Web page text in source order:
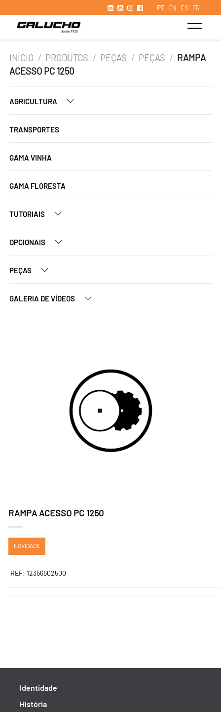
PT EN ES FR
INÍCIO / PRODUTOS / PEÇAS / PEÇAS / RAMPA
ACESSO PC 1250
AGRICULTURA
TRANSPORTES
GAMA VINHA
GAMA FLORESTA
TUTORIAIS
OPCIONAIS
PEÇAS
GALERIA DE VÍDEOS
RAMPA ACESSO PC 1250
NOVIDADE
REF: 12356602500
Identidade
História